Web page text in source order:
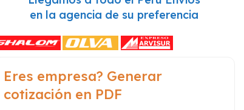
en la agencia de su preferencia
Eres empresa? Generar
cotización en PDF